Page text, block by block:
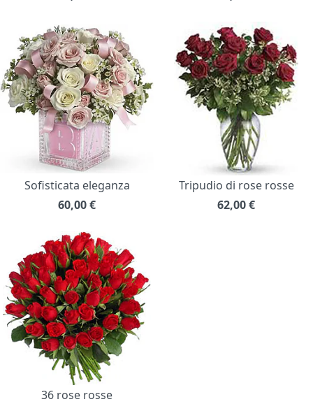
Sofisticata eleganza
60,00€
Tripudio di rose rosse
62,00€
36 rose rosse